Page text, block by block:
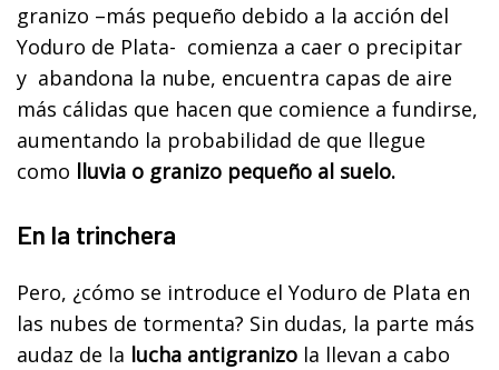
granizo –más pequeño debido a la acción del
Yoduro de Plata- comienza a caer o precipitar
y abandona la nube, encuentra capas de aire
más cálidas que hacen que comience a fundirse,
aumentando la probabilidad de que llegue
como lluvia o granizo pequeño al suelo.
En la trinchera
Pero, ¿cómo se introduce el Yoduro de Plata en
las nubes de tormenta? Sin dudas, la parte más
audaz de la lucha antigranizo la llevan a cabo